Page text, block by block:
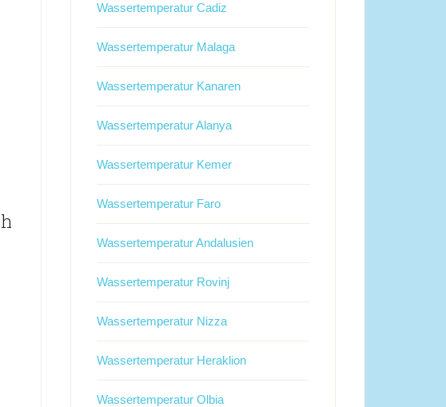
Wassertemperatur Cadiz
Wassertemperatur Malaga
Wassertemperatur Kanaren
Wassertemperatur Alanya
Wassertemperatur Kemer
Wassertemperatur Faro
Wassertemperatur Andalusien
Wassertemperatur Rovinj
Wassertemperatur Nizza
Wassertemperatur Heraklion
Wassertemperatur Olbia